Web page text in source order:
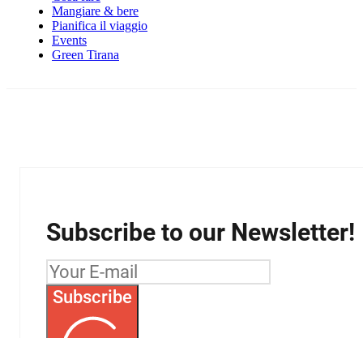
Mangiare & bere
Pianifica il viaggio
Events
Green Tirana
Subscribe to our Newsletter!
Subscribe